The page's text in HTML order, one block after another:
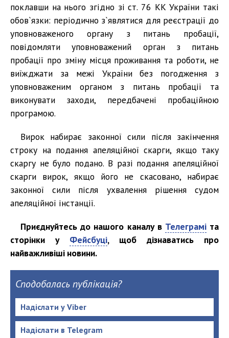
поклавши на нього згідно зі ст. 76 КК України такі
обов`язки: періодично з`являтися для реєстрації до
уповноваженого органу з питань пробації,
повідомляти уповноважений орган з питань
пробації про зміну місця проживання та роботи, не
виїжджати за межі України без погодження з
уповноваженим органом з питань пробації та
виконувати заходи, передбачені пробаційною
програмою.
Вирок набирає законної сили після закінчення
строку на подання апеляційної скарги, якщо таку
скаргу не було подано. В разі подання апеляційної
скарги вирок, якщо його не скасовано, набирає
законної сили після ухвалення рішення судом
апеляційної інстанції.
Приєднуйтесь до нашого каналу в Телеграміта
сторінки у Фейсбуці, щоб дізнаватись про
найважливіші новини.
Сподобалась публікація?
Надіслати у Viber
Надіслати в Telegram